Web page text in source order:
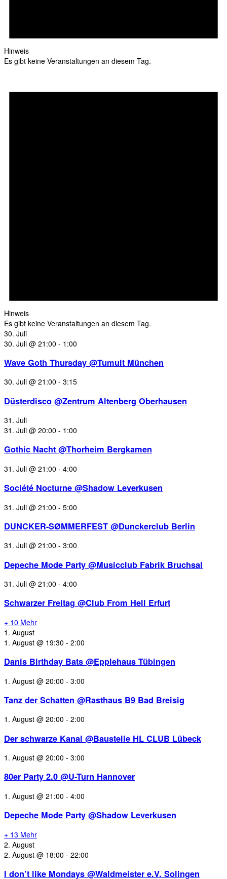
Hinweis
Es gibt keine Veranstaltungen an diesem Tag.
Hinweis
Es gibt keine Veranstaltungen an diesem Tag.
30. Juli
30. Juli @ 21:00 - 1:00
Wave Goth Thursday @Tumult München
30. Juli @ 21:00 - 3:15
Düsterdisco @Zentrum Altenberg Oberhausen
31. Juli
31. Juli @ 20:00 - 1:00
Gothic Nacht @Thorheim Bergkamen
31. Juli @ 21:00 - 4:00
Société Nocturne @Shadow Leverkusen
31. Juli @ 21:00 - 5:00
DUNCKER-SØMMERFEST @Dunckerclub Berlin
31. Juli @ 21:00 - 3:00
Depeche Mode Party @Musicclub Fabrik Bruchsal
31. Juli @ 21:00 - 4:00
Schwarzer Freitag @Club From Hell Erfurt
+ 10 Mehr
1. August
1. August @ 19:30 - 2:00
Danis Birthday Bats @Epplehaus Tübingen
1. August @ 20:00 - 3:00
Tanz der Schatten @Rasthaus B9 Bad Breisig
1. August @ 20:00 - 2:00
Der schwarze Kanal @Baustelle HL CLUB Lübeck
1. August @ 20:00 - 3:00
80er Party 2.0 @U-Turn Hannover
1. August @ 21:00 - 4:00
Depeche Mode Party @Shadow Leverkusen
+ 13 Mehr
2. August
2. August @ 18:00 - 22:00
I don’t like Mondays @Waldmeister e.V. Solingen